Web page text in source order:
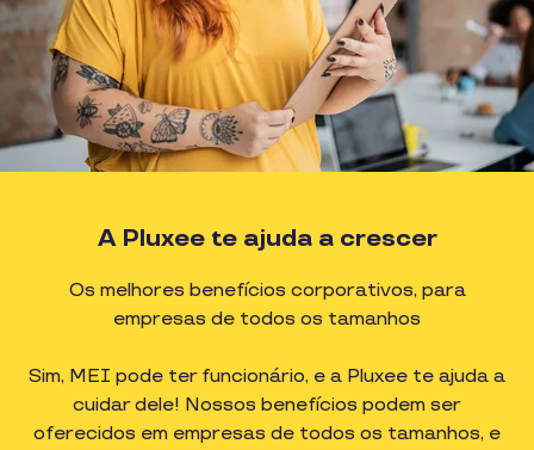
A Pluxee te ajuda a crescer
Os melhores benefícios corporativos, para
empresas de todos os tamanhos
Sim, MEI pode ter funcionário, e a Pluxee te ajuda a
cuidar dele! Nossos benefícios podem ser
oferecidos em empresas de todos os tamanhos, e